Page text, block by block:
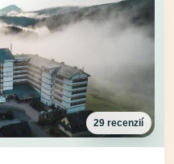
29 recenzií